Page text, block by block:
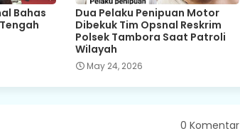
Bahas
Dua Pelaku Penipuan Motor
Dibekuk Tim Opsnal Reskrim
Polsek Tambora Saat Patroli
Wilayah
May 24, 2026
0 Komentar